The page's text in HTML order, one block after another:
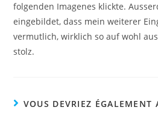
folgenden Imagenes klickte.
eingebildet, dass mein weiterer
vermutlich, wirklich so auf wohl
stolz.
VOUS DEVRIEZ ÉGALEMENT